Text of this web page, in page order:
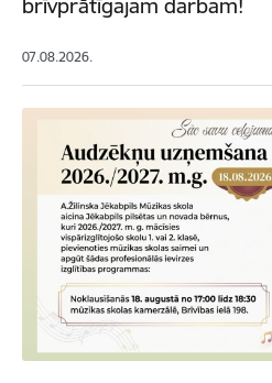
brīvprātīgajam darbam!
07.08.2026.